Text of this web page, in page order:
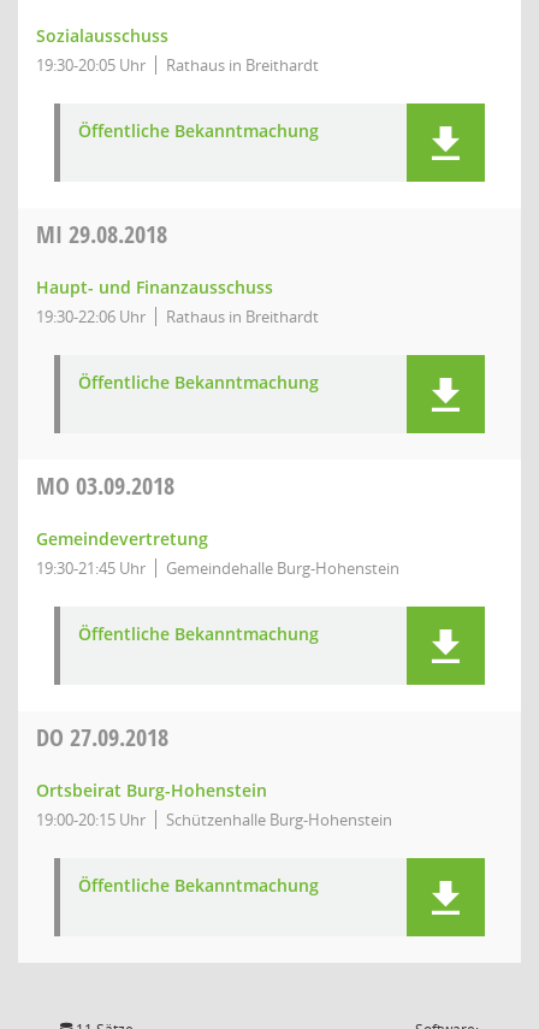
Sozialausschuss
19:30-20:05 Uhr Rathaus in Breithardt
Öffentliche Bekanntmachung
MI 29.08.2018
Haupt- und Finanzausschuss
19:30-22:06 Uhr Rathaus in Breithardt
Öffentliche Bekanntmachung
MO 03.09.2018
Gemeindevertretung
19:30-21:45 Uhr Gemeindehalle Burg-Hohenstein
Öffentliche Bekanntmachung
DO 27.09.2018
Ortsbeirat Burg-Hohenstein
19:00-20:15 Uhr Schützenhalle Burg-Hohenstein
Öffentliche Bekanntmachung